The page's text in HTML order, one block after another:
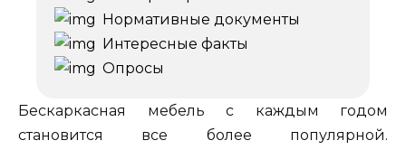
Нормативные документы
Интересные факты
Опросы
Бескаркасная мебель с каждым годом
становится все более популярной.